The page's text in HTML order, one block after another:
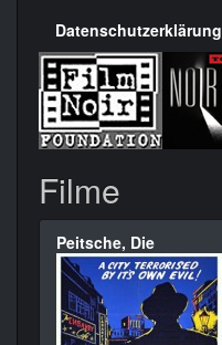
Datenschutzerklärung
Filme
Peitsche, Die